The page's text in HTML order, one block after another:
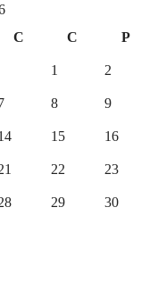
C C P
1 2
8 9
15 16
22 23
29 30